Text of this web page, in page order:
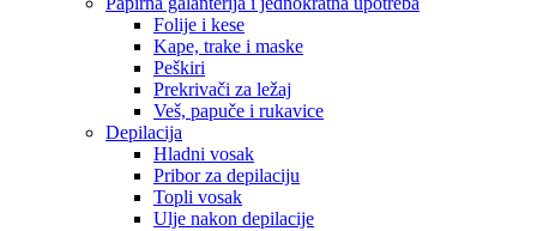
Folije i kese
Kape, trake i maske
Peškiri
Prekrivači za ležaj
Veš, papuče i rukavice
Depilacija
Hladni vosak
Pribor za depilaciju
Topli vosak
Ulje nakon depilacije